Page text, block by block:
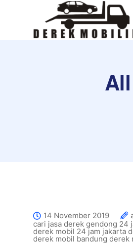
14 November 2019
cari jasa derek gendong 24
derek mobil 24 jam jakarta
derek mobil bandung derek